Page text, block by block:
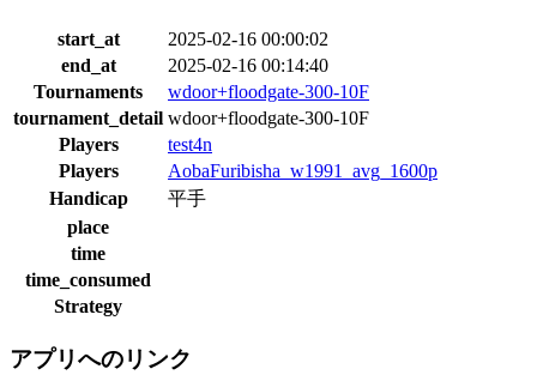
start_at
2025-02-16 00:00:02
end_at
2025-02-16 00:14:40
Tournaments
wdoor+floodgate-300-10F
tournament_detail wdoor+floodgate-300-10F
Players
test4n
Players
AobaFuribisha_w1991_avg_1600p
Handicap
平手
place
time
time_consumed
Strategy
アプリへのリンク